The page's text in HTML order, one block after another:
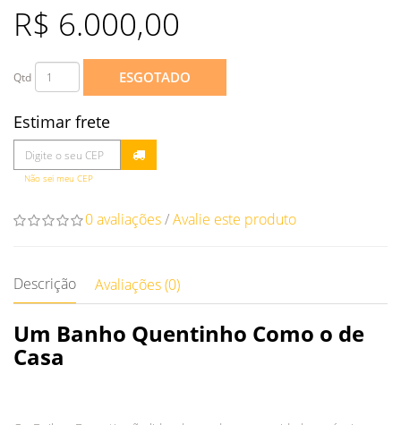
R$ 6.000,00
Qtd ESGOTADO
Estimar frete
Não sei meu CEP
0 avaliações/Avalie este produto
Descrição Avaliações (0)
Um Banho Quentinho Como o de
Casa